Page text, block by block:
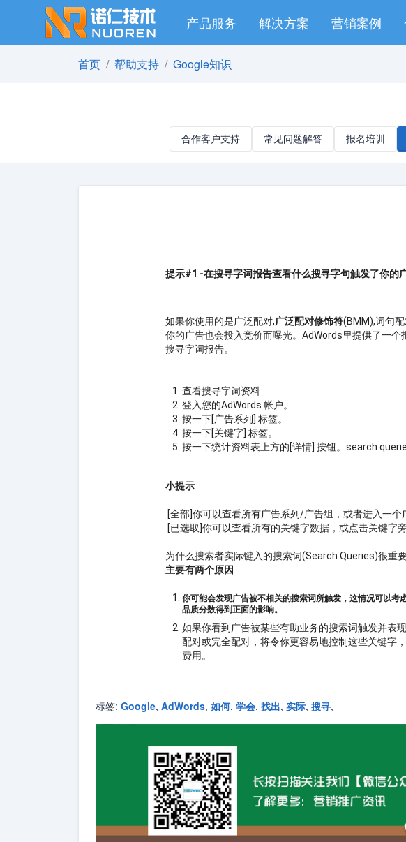
产品服务 解决方案 营销案例
首页 帮助支持 Google知识
合作客户支持 常见问题解答 报名培训
提示#1 -在搜寻字词报告查看什么搜寻字句触发了你的
如果你使用的是广泛配对,广泛配对修饰符(BMM),词句
你的广告也会投入竞价而曝光。AdWords里提供了一
搜寻字词报告。
查看搜寻字词资料
登入您的AdWords 帐户。
按一下[广告系列] 标签。
按一下[关键字] 标签。
按一下统计资料表上方的[详情] 按钮。search
小提示
[全部]你可以查看所有广告系列/广告组，或者进入一个
[已选取]你可以查看所有的关键字数据，或点击关键字
为什么搜索者实际键入的搜索词(Search Queries)很重
主要有两个原因
你可能会发现广告被不相关的搜索词所触发，这情况可以
品质分数得到正面的影响。
如果你看到广告被某些有助业务的搜索词触发并表
配对或完全配对，将令你更容易地控制这些关键字
费用。
标签: Google, AdWords, 如何, 学会, 找出, 实际, 搜寻,